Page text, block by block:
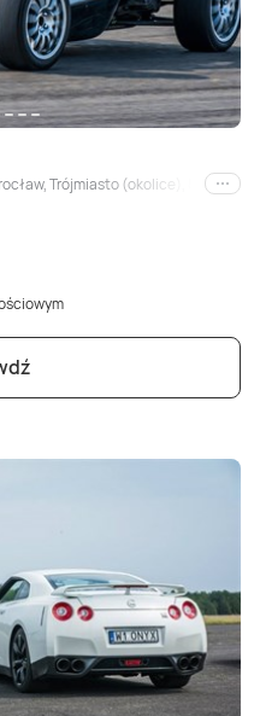
Trójmiasto (okolice), Łódźi inne